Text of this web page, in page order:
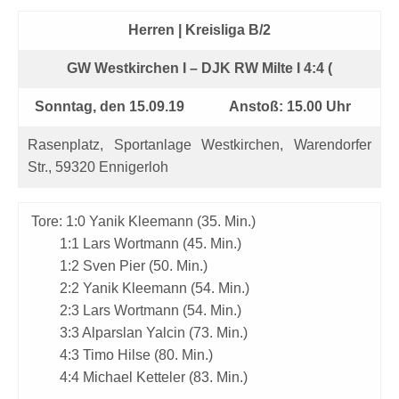
Herren | Kreisliga B/2
GW Westkirchen I – DJK RW Milte I 4:4 (
Sonntag, den 15.09.19 Anstoß: 15.00 Uhr
Rasenplatz, Sportanlage Westkirchen, Warendorfer
Str., 59320 Ennigerloh
Tore: 1:0 Yanik Kleemann (35. Min.)
1:1 Lars Wortmann (45. Min.)
1:2 Sven Pier (50. Min.)
2:2 Yanik Kleemann (54. Min.)
2:3 Lars Wortmann (54. Min.)
3:3 Alparslan Yalcin (73. Min.)
4:3 Timo Hilse (80. Min.)
4:4 Michael Ketteler (83. Min.)